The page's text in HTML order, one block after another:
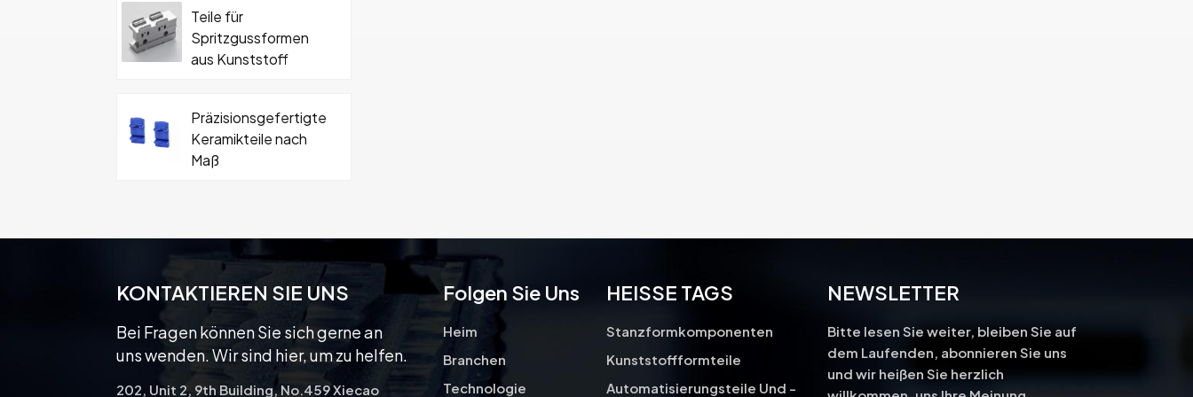
Teile für
Spritzgussformen
aus Kunststoff
Präzisionsgefertigte
Keramikteile nach
Maß
Keramikformteil mit
Schraube
KONTAKTIEREN SIE UNS
Bei Fragen können Sie sich gerne an
uns wenden. Wir sind hier, um zu helfen.
202, Unit 2, 9th Building, No.459 Xiecao
Folgen Sie Uns
Heim
Branchen
Technologie
HEISSE TAGS
Stanzformkomponenten
Kunststoffformteile
Automatisierungsteile Und -
NEWSLETTER
Bitte lesen Sie weiter, bleiben Sie auf
dem Laufenden, abonnieren Sie uns
und wir heißen Sie herzlich